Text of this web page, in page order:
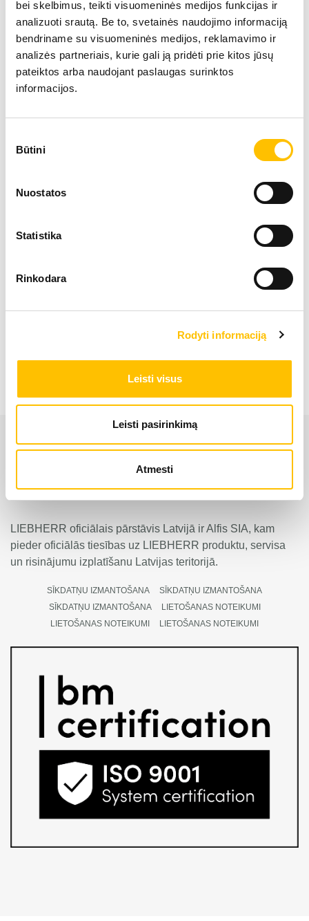
bei skelbimus, teikti visuomeninės medijos funkcijas ir
analizuoti srautą. Be to, svetainės naudojimo informaciją
bendriname su visuomeninės medijos, reklamavimo ir
analizės partneriais, kurie gali ją pridėti prie kitos jūsų
pateiktos arba naudojant paslaugas surinktos
informacijos.
pasirinkimas
Būtini
Nuostatos
Statistika
Rinkodara
Rodyti informaciją
Leisti visus
Leisti pasirinkimą
Atmesti
Tehniskie dati
Sniedzamība 18 m
155
Pārkraušanas ekskavators LH 50 M High Rise
LIEBHERR oficiālais pārstāvis Latvijā ir Alfis SIA, kam
pieder oficiālās tiesības uz LIEBHERR produktu, servisa
un risinājumu izplatīšanu Latvijas teritorijā.
SĪKDATŅU IZMANTOŠANA
SĪKDATŅU IZMANTOŠANA
SĪKDATŅU IZMANTOŠANA
LIETOŠANAS NOTEIKUMI
LIETOŠANAS NOTEIKUMI
LIETOŠANAS NOTEIKUMI